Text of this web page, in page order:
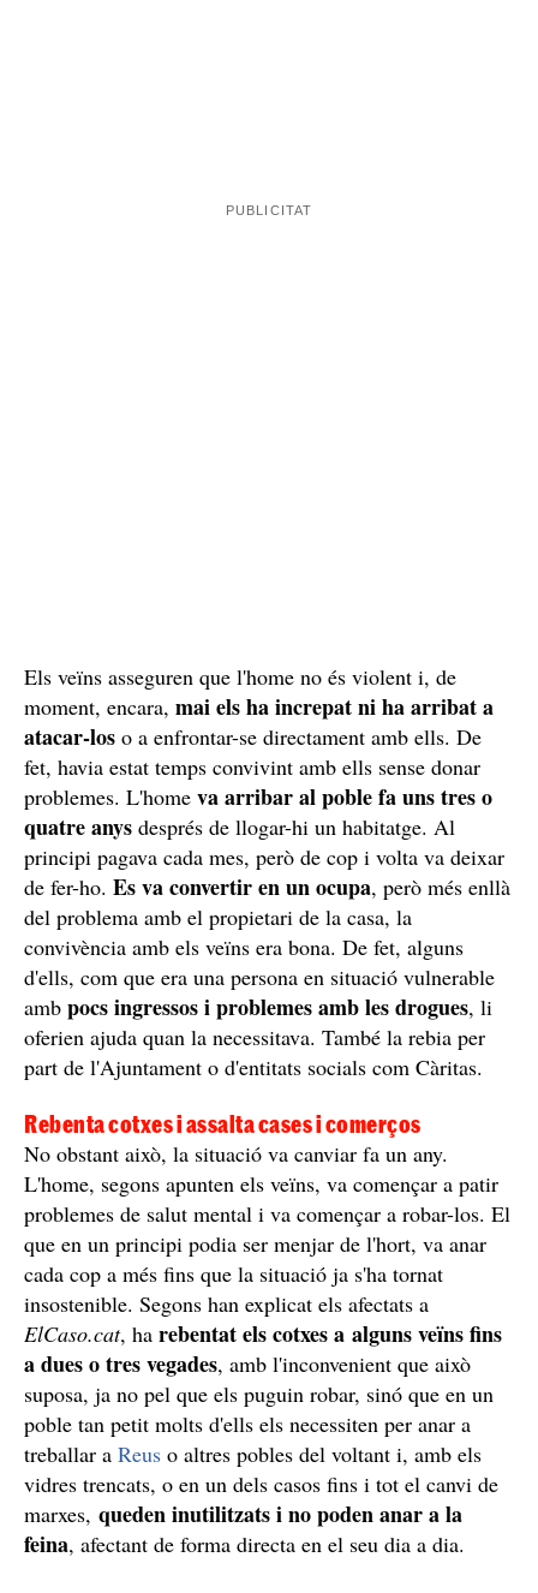
Els veïns asseguren que l'home no és violent i, de
moment, encara, mai els ha increpat ni ha arribat a
atacar-los o a enfrontar-se directament amb ells. De
fet, havia estat temps convivint amb ells sense donar
problemes. L'home va arribar al poble fa uns tres o
quatre anys després de llogar-hi un habitatge. Al
principi pagava cada mes, però de cop i volta va deixar
de fer-ho. Es va convertir en un ocupa, però més enllà
del problema amb el propietari de la casa, la
convivència amb els veïns era bona. De fet, alguns
d'ells, com que era una persona en situació vulnerable
amb pocs ingressos i problemes amb les drogues, li
oferien ajuda quan la necessitava. També la rebia per
part de l'Ajuntament o d'entitats socials com Càritas.